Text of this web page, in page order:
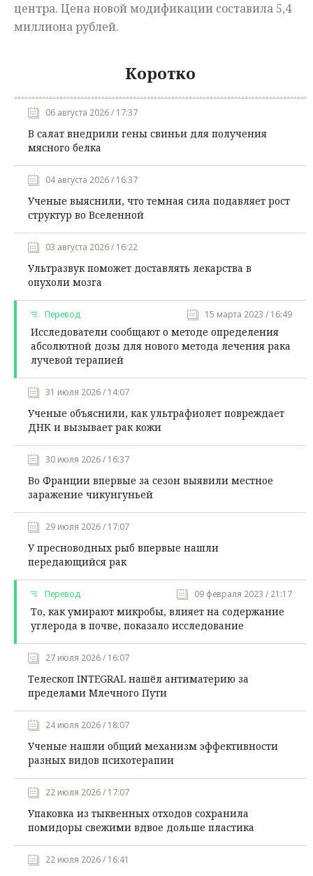
центра. Цена новой модификации составила 5,4
миллиона рублей.
Коротко
06 августа 2026 / 17:37
В салат внедрили гены свиньи для получения
мясного белка
04 августа 2026 / 16:37
Ученые выяснили, что темная сила подавляет рост
структур во Вселенной
03 августа 2026 / 16:22
Ультразвук поможет доставлять лекарства в
опухоли мозга
Перевод 15 марта 2023 / 16:49
Исследователи сообщают о методе определения
абсолютной дозы для нового метода лечения рака
лучевой терапией
31 июля 2026 / 14:07
Ученые объяснили, как ультрафиолет повреждает
ДНК и вызывает рак кожи
30 июля 2026 / 16:37
Во Франции впервые за сезон выявили местное
заражение чикунгуньей
29 июля 2026 / 17:07
У пресноводных рыб впервые нашли
передающийся рак
Перевод 09 февраля 2023 / 21:17
То, как умирают микробы, влияет на содержание
углерода в почве, показало исследование
27 июля 2026 / 16:07
Телескоп INTEGRAL нашёл антиматерию за
пределами Млечного Пути
24 июля 2026 / 18:07
Ученые нашли общий механизм эффективности
разных видов психотерапии
22 июля 2026 / 17:07
Упаковка из тыквенных отходов сохранила
помидоры свежими вдвое дольше пластика
22 июля 2026 / 16:41